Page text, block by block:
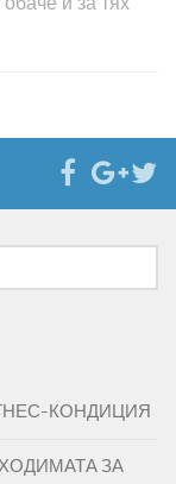
КОНДИЦИЯ
ЗА